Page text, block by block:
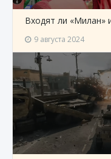
Входят ли «Милан»
9 августа 2024